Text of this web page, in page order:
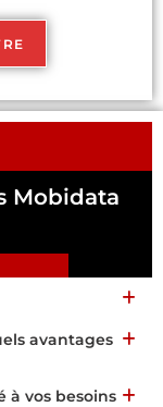
Mobidata
avantages
à vos besoins